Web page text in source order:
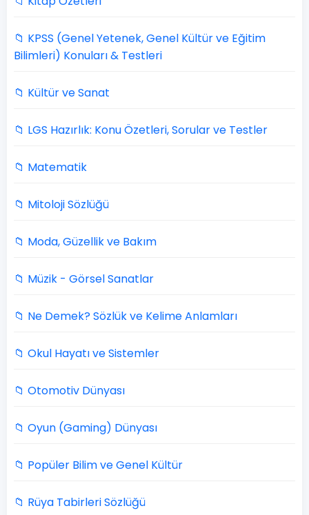
📁 KPSS (Genel Yetenek, Genel Kültür ve Eğitim
Bilimleri) Konuları & Testleri
📁 Kültür ve Sanat
📁 LGS Hazırlık: Konu Özetleri, Sorular ve Testler
📁 Matematik
📁 Mitoloji Sözlüğü
📁 Moda, Güzellik ve Bakım
📁 Müzik - Görsel Sanatlar
📁 Ne Demek? Sözlük ve Kelime Anlamları
📁 Okul Hayatı ve Sistemler
📁 Otomotiv Dünyası
📁 Oyun (Gaming) Dünyası
📁 Popüler Bilim ve Genel Kültür
📁 Rüya Tabirleri Sözlüğü